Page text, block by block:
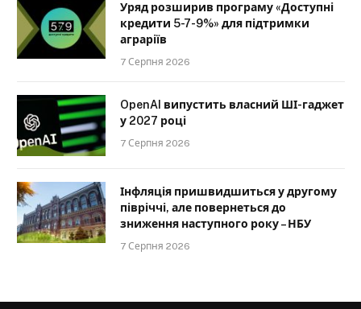
Уряд розширив програму «Доступні
кредити 5-7-9%» для підтримки
аграріїв
7 Серпня 2026
OpenAI випустить власний ШІ-гаджет
у 2027 році
7 Серпня 2026
Інфляція пришвидшиться у другому
півріччі, але повернеться до
зниження наступного року – НБУ
7 Серпня 2026